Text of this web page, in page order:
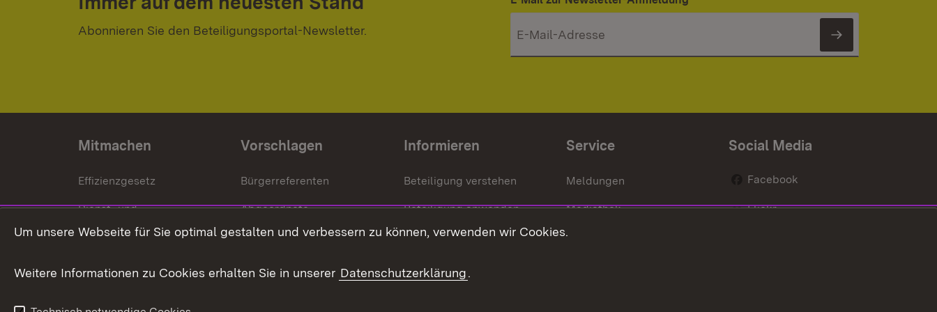
Abonnieren Sie den Beteiligungsportal-Newsletter.
Newsletter
Mitmachen
Effizienzgesetz
Dienst- und
Versorgungsbezüge
Weitere
Vorschlagen
Bürgerreferenten
Abgeordnete
Bürgerbeauftragte
Informieren
Beteiligung verstehen
Beteiligung anwenden
Beteiligung stärken
Service
Meldungen
Mediathek
Publikationen
Social Media
Facebook
Flickr
Um unsere Webseite für Sie optimal gestalten und verbessern zu können, verwenden wir Cookies.
Weitere Informationen zu Cookies erhalten Sie in unserer Datenschutzerklärung.